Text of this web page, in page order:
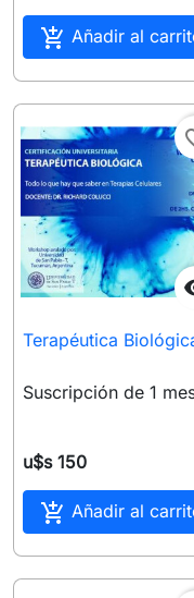
 Añadir al
Terapéutica
Suscripción de 1
u$s 150
 Añadir al